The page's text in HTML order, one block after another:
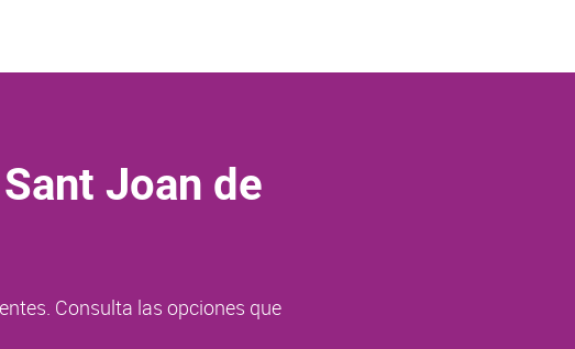
Joan de
Consulta las opciones que